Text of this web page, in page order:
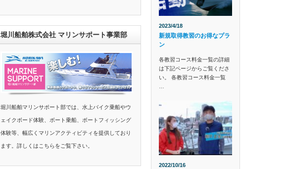
堀川船舶株式会社 マリンサポート事業部
堀川船舶マリンサポート部では、水上バイク乗船やウ
ェイクボード体験、ボート乗船、ボートフィッシング
体験等、幅広くマリンアクティビティを提供しており
ます。詳しくはこちらをご覧下さい。
2023/4/18
新規取得教習のお得なプラ
ン
各教習コース料金一覧の詳細
は下記ページからご覧くださ
い。 各教習コース料金一覧
2022/10/16